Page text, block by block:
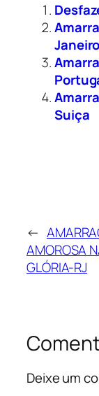
Janeiro
Suiça
←
AMOROSA
GLÓRIA-RJ
Deixe um